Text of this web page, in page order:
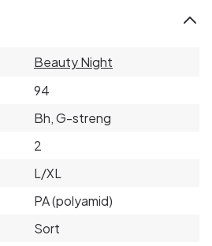
Beauty Night
94
Bh, G-streng
2
L/XL
PA (polyamid)
Sort